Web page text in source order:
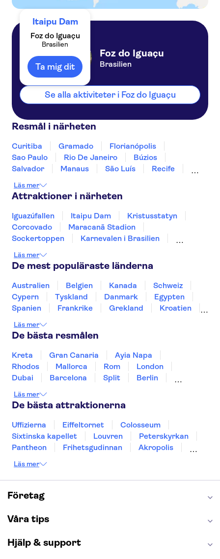
Itaipu Dam
Foz do Iguaçu
Brasilien
Ta mig dit
Foz do Iguaçu
Brasilien
Se alla aktiviteter i Foz do Iguaçu
Resmål i närheten
Curitiba Gramado
Florianópolis
Sao Paulo
Rio De Janeiro
Búzios
Salvador
Manaus São Luís
Recife
Läs mer
Attraktioner i närheten
Iguazúfallen Itaipu Dam
Kristusstatyn
Corcovado
Maracanã Stadion
Sockertoppen
Karnevalen i Brasilien
Läs mer
De mest populäraste länderna
Australien Belgien Kanada
Schweiz
Cypern
Tyskland Danmark
Egypten
Spanien
Frankrike Grekland
Kroatien
Sverige
Thailand
Läs mer
De bästa resmålen
Kreta Gran Canaria
Ayia Napa
Rhodos
Mallorca Rom
London
Dubai
Barcelona Split
Berlin
Gdansk
Oslo Helsingfors
Helsingborg
Läs mer
De bästa attraktionerna
Uffizierna Eiffeltornet
Colosseum
Sixtinska kapellet
Louvren
Peterskyrkan
Pantheon
Frihetsgudinnan
Akropolis
Burj Khalifa
Saltgruvan i Wieliczka
Alhambra
Caminito del Rey
London Dungeon
Läs mer
Företag
Våra tips
Hjälp & support